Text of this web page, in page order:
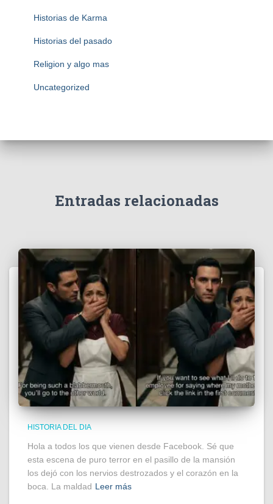
Historias de Karma
Historias del pasado
Religion y algo mas
Uncategorized
Entradas relacionadas
HISTORIA DEL DIA
Hola a todos los que vienen desde Facebook. Sé que
esta escena de puro terror en el pasillo de la mansión
los dejó con los nervios destrozados y el corazón en la
boca. La maldad Leer más